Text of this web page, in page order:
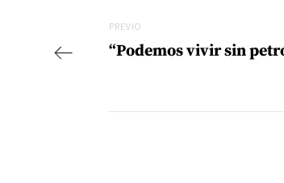
Previo
PREVIO
“Podemos vivir sin